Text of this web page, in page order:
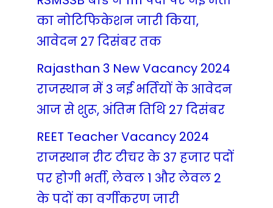
का नोटिफिकेशन जारी किया,
आवेदन 27 दिसंबर तक
Rajasthan 3 New Vacancy 2024
राजस्थान में 3 नई भर्तियों के आवेदन
आज से शुरू, अंतिम तिथि 27 दिसंबर
REET Teacher Vacancy 2024
राजस्थान रीट टीचर के 37 हजार पदों
पर होगी भर्ती, लेवल 1 और लेवल 2
के पदों का वर्गीकरण जारी